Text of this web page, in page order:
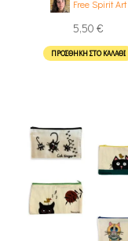
Free Spirit Art
5,50 €
ΠΡΟΣΘΉΚΗ ΣΤΟ ΚΑΛΆΘΙ